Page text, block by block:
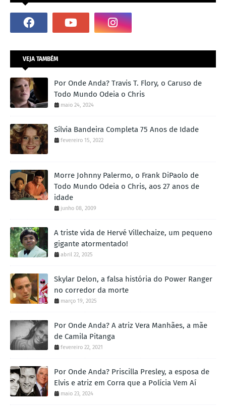
VEJA TAMBÉM
Por Onde Anda? Travis T. Flory, o Caruso de
Todo Mundo Odeia o Chris
maio 24, 2024
Sílvia Bandeira Completa 75 Anos de Idade
fevereiro 15, 2022
Morre Johnny Palermo, o Frank DiPaolo de
Todo Mundo Odeia o Chris, aos 27 anos de
idade
junho 08, 2009
A triste vida de Hervé Villechaize, um pequeno
gigante atormentado!
abril 22, 2025
Skylar Delon, a falsa história do Power Ranger
no corredor da morte
março 19, 2025
Por Onde Anda? A atriz Vera Manhães, a mãe
de Camila Pitanga
fevereiro 22, 2021
Por Onde Anda? Priscilla Presley, a esposa de
Elvis e atriz em Corra que a Polícia Vem Aí
maio 23, 2024